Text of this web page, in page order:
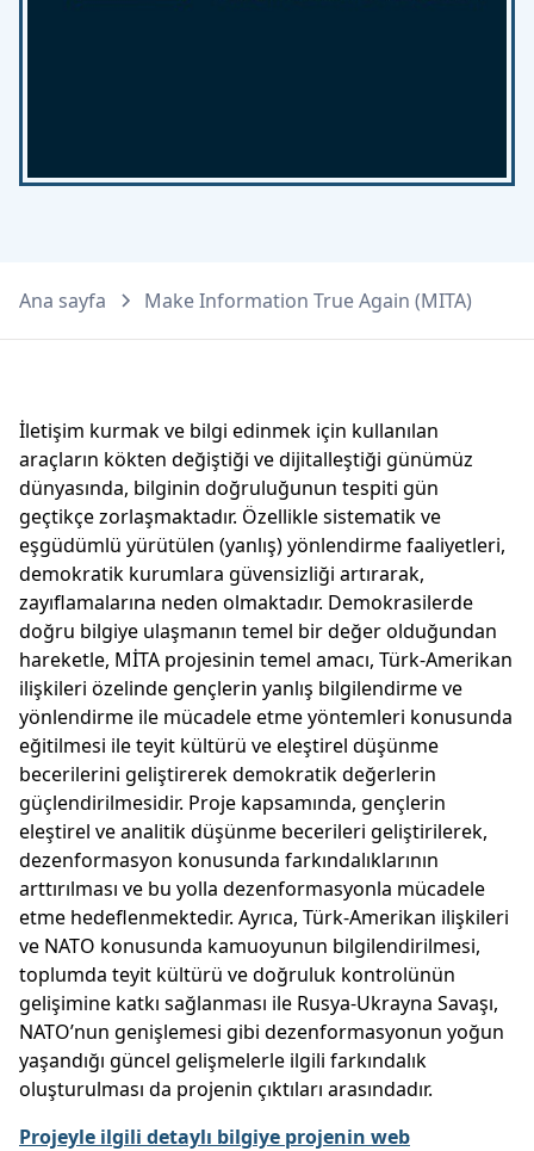
Ana sayfa Make Information True Again (MITA)
İletişim kurmak ve bilgi edinmek için kullanılan
araçların kökten değiştiği ve dijitalleştiği günümüz
dünyasında, bilginin doğruluğunun tespiti gün
geçtikçe zorlaşmaktadır. Özellikle sistematik ve
eşgüdümlü yürütülen (yanlış) yönlendirme faaliyetleri,
demokratik kurumlara güvensizliği artırarak,
zayıflamalarına neden olmaktadır. Demokrasilerde
doğru bilgiye ulaşmanın temel bir değer olduğundan
hareketle, MİTA projesinin temel amacı, Türk-Amerikan
ilişkileri özelinde gençlerin yanlış bilgilendirme ve
yönlendirme ile mücadele etme yöntemleri konusunda
eğitilmesi ile teyit kültürü ve eleştirel düşünme
becerilerini geliştirerek demokratik değerlerin
güçlendirilmesidir. Proje kapsamında, gençlerin
eleştirel ve analitik düşünme becerileri geliştirilerek,
dezenformasyon konusunda farkındalıklarının
arttırılması ve bu yolla dezenformasyonla mücadele
etme hedeflenmektedir. Ayrıca, Türk-Amerikan ilişkileri
ve NATO konusunda kamuoyunun bilgilendirilmesi,
toplumda teyit kültürü ve doğruluk kontrolünün
gelişimine katkı sağlanması ile Rusya-Ukrayna Savaşı,
NATO’nun genişlemesi gibi dezenformasyonun yoğun
yaşandığı güncel gelişmelerle ilgili farkındalık
oluşturulması da projenin çıktıları arasındadır.
Projeyle ilgili detaylı bilgiye projenin web